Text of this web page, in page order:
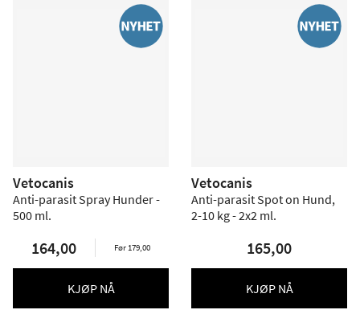
Vetocanis
Anti-parasit Spray Hunder -
500 ml.
164,00 Før 179,00
KJØP NÅ
Vetocanis
Anti-parasit Spot on Hund,
2-10 kg - 2x2 ml.
165,00
KJØP NÅ